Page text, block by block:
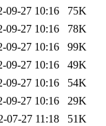
09-27 10:16
75K
09-27 10:16
78K
09-27 10:16
99K
09-27 10:16
49K
09-27 10:16
54K
09-27 10:16
29K
07-27 11:18
51K